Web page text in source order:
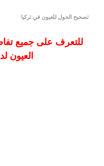
تصحيح الحول للعيون في تركيا
للتعرف على جميع
العيون